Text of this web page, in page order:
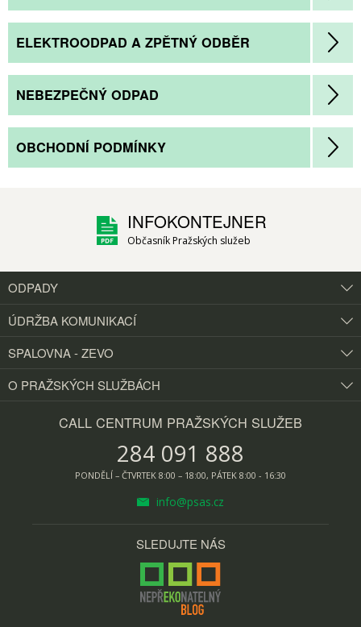
ELEKTROODPAD A ZPĚTNÝ ODBĚR
NEBEZPEČNÝ ODPAD
OBCHODNÍ PODMÍNKY
INFOKONTEJNER
Občasník Pražských služeb
ODPADY
ÚDRŽBA KOMUNIKACÍ
SPALOVNA - ZEVO
O PRAŽSKÝCH SLUŽBÁCH
CALL CENTRUM PRAŽSKÝCH SLUŽEB
284 091 888
PONDĚLÍ – ČTVRTEK 8:00 – 18:00, PÁTEK 8:00 - 16:30
info@psas.cz
SLEDUJTE NÁS